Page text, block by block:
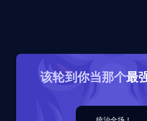
该轮到你当那个最